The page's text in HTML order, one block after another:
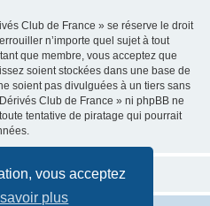
vous acceptez
plus
Club de France » se réserve le droit
n’importe quel sujet à tout
que membre, vous acceptez que
soient stockées dans une base de
soient pas divulguées à un tiers sans
Club de France » ni phpBB ne
tentative de piratage qui pourrait